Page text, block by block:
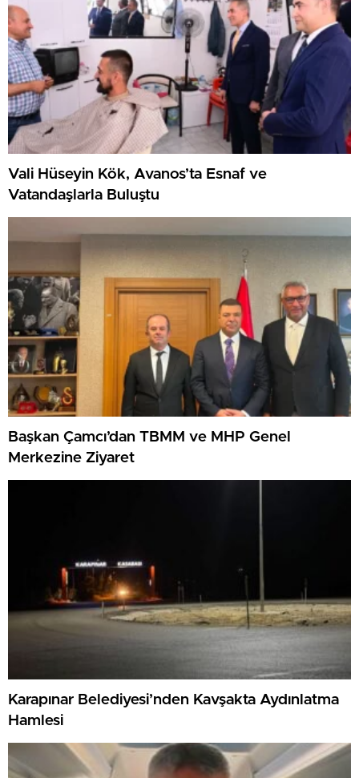
Vali Hüseyin Kök, Avanos’ta Esnaf ve
Vatandaşlarla Buluştu
Başkan Çamcı’dan TBMM ve MHP Genel
Merkezine Ziyaret
Karapınar Belediyesi’nden Kavşakta Aydınlatma
Hamlesi